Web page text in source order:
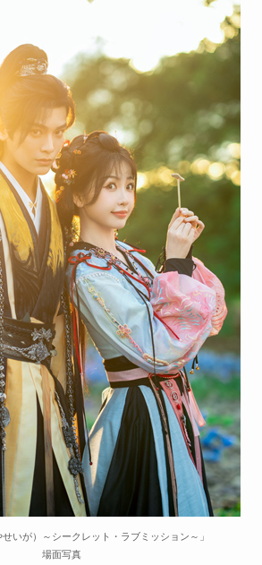
せいが）～シークレット・ラブミッション～」
場面写真